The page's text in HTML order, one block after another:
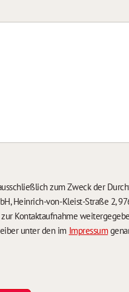
zum Zweck der
Heinrich-von-Kleist-Straße 2,
Kontaktaufnahme
unter den im Impressum